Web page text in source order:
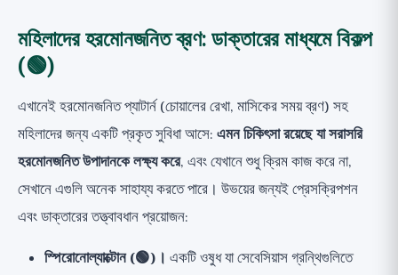
মহিলাদের হরমোনজনিত ব্রণ: ডাক্তারের মাধ্যমে বিকল্প
(🟢)
এখানেই হরমোনজনিত প্যাটার্ন (চোয়ালের রেখা, মাসিকের সময় ব্রণ) সহ
মহিলাদের জন্য একটি প্রকৃত সুবিধা আসে: এমন চিকিৎসা রয়েছে যা সরাসরি
হরমোনজনিত উপাদানকে লক্ষ্য করে, এবং যেখানে শুধু ক্রিম কাজ করে না,
সেখানে এগুলি অনেক সাহায্য করতে পারে। উভয়ের জন্যই প্রেসক্রিপশন
এবং ডাক্তারের তত্ত্বাবধান প্রয়োজন:
স্পিরোনোল্যাক্টোন (🟢)। একটি ওষুধ যা সেবেসিয়াস গ্রন্থিগুলিতে